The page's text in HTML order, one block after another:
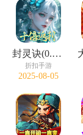
封灵诀(0.05十倍返利免单版)
折扣手游
2025-08-05